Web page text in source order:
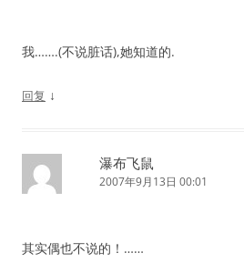
我…….(不说脏话),她知道的.
回复 ↓
瀑布飞鼠
2007年9月13日 00:01
其实偶也不说的！……